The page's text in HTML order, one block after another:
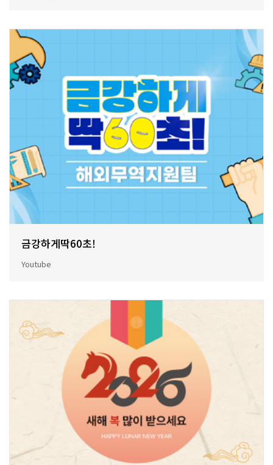
금강하게딱60초!
Youtube